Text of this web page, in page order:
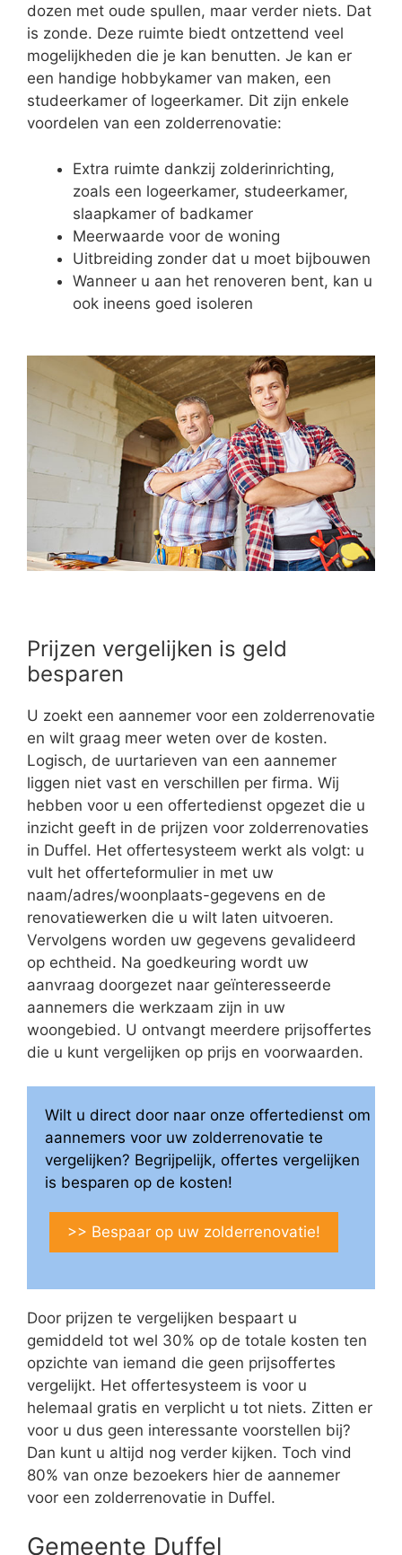
dozen met oude spullen, maar verder niets. Dat
is zonde. Deze ruimte biedt ontzettend veel
mogelijkheden die je kan benutten. Je kan er
een handige hobbykamer van maken, een
studeerkamer of logeerkamer. Dit zijn enkele
voordelen van een zolderrenovatie:
Extra ruimte dankzij zolderinrichting,
zoals een logeerkamer, studeerkamer,
slaapkamer of badkamer
Meerwaarde voor de woning
Uitbreiding zonder dat u moet bijbouwen
Wanneer u aan het renoveren bent, kan u
ook ineens goed isoleren
Prijzen vergelijken is geld
besparen
U zoekt een aannemer voor een zolderrenovatie
en wilt graag meer weten over de kosten.
Logisch, de uurtarieven van een aannemer
liggen niet vast en verschillen per firma. Wij
hebben voor u een offertedienst opgezet die u
inzicht geeft in de prijzen voor zolderrenovaties
in Duffel. Het offertesysteem werkt als volgt: u
vult het offerteformulier in met uw
naam/adres/woonplaats-gegevens en de
renovatiewerken die u wilt laten uitvoeren.
Vervolgens worden uw gegevens gevalideerd
op echtheid. Na goedkeuring wordt uw
aanvraag doorgezet naar geïnteresseerde
aannemers die werkzaam zijn in uw
woongebied. U ontvangt meerdere prijsoffertes
die u kunt vergelijken op prijs en voorwaarden.
Wilt u direct door naar onze offertedienst om
aannemers voor uw zolderrenovatie te
vergelijken? Begrijpelijk, offertes vergelijken
is besparen op de kosten!
>> Bespaar op uw zolderrenovatie!
Door prijzen te vergelijken bespaart u
gemiddeld tot wel 30% op de totale kosten ten
opzichte van iemand die geen prijsoffertes
vergelijkt. Het offertesysteem is voor u
helemaal gratis en verplicht u tot niets. Zitten er
voor u dus geen interessante voorstellen bij?
Dan kunt u altijd nog verder kijken. Toch vind
80% van onze bezoekers hier de aannemer
voor een zolderrenovatie in Duffel.
Gemeente Duffel